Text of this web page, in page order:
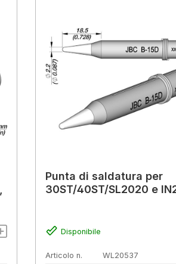
Punta di saldatura per
30ST/40ST/SL2020 e
Disponibile
Articolo n. WL20537